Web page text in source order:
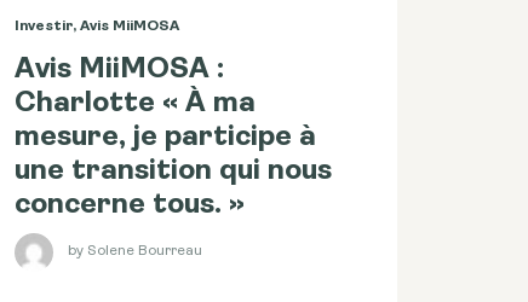
Investir, Avis MiiMOSA
Avis MiiMOSA :
Charlotte « À ma
mesure, je participe à
une transition qui nous
concerne tous. »
by Solene Bourreau